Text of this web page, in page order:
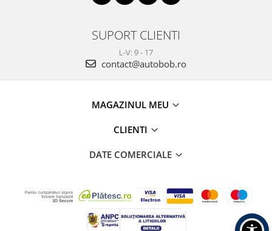
SUPORT CLIENTI
L-V: 9 - 17
contact@autobob.ro
MAGAZINUL MEU
CLIENTI
DATE COMERCIALE